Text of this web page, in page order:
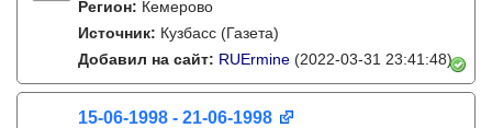
Регион: Кемерово
Источник: Кузбасс (Газета)
Добавил на сайт: RUErmine (2022-03-31 23:41:48)
15-06-1998 - 21-06-1998